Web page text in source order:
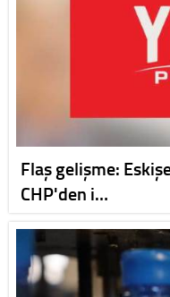
Flaş gelişme:
CHP'den i…